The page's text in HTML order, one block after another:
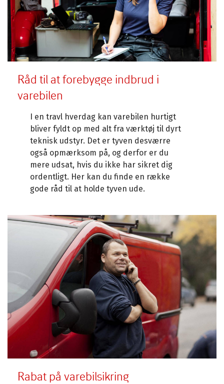
Råd til at forebygge indbrud i
varebilen
I en travl hverdag kan varebilen hurtigt
bliver fyldt op med alt fra værktøj til dyrt
teknisk udstyr. Det er tyven desværre
også opmærksom på, og derfor er du
mere udsat, hvis du ikke har sikret dig
ordentligt. Her kan du finde en række
gode råd til at holde tyven ude.
Rabat på varebilsikring